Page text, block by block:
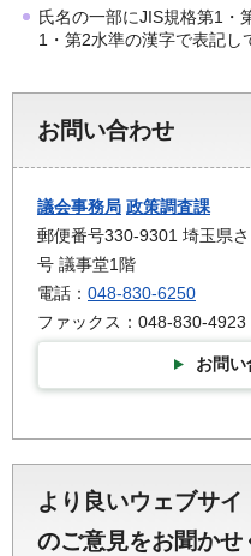
氏名の一部にJIS規格第1・
1・第2水準の漢字で表記し
お問い合わせ
議会事務局 政策調査課
郵便番号330-9301 埼玉県
号 議事堂1階
電話： 048-830-6250
ファックス：048-830-4923
お問い
より良いウェブサ
のご意見をお聞かせ